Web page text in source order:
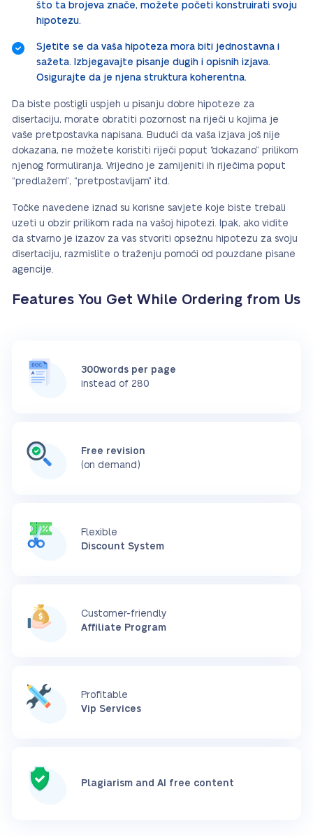
što ta brojeva znače, možete početi konstruirati svoju
hipotezu.
Sjetite se da vaša hipoteza mora biti jednostavna i
sažeta. Izbjegavajte pisanje dugih i opisnih izjava.
Osigurajte da je njena struktura koherentna.
Da biste postigli uspjeh u pisanju dobre hipoteze za
disertaciju, morate obratiti pozornost na riječi u kojima je
vaše pretpostavka napisana. Budući da vaša izjava još nije
dokazana, ne možete koristiti riječi poput “dokazano” prilikom
njenog formuliranja. Vrijedno je zamijeniti ih riječima poput
“predlažem”, “pretpostavljam” itd.
Točke navedene iznad su korisne savjete koje biste trebali
uzeti u obzir prilikom rada na vašoj hipotezi. Ipak, ako vidite
da stvarno je izazov za vas stvoriti opsežnu hipotezu za svoju
disertaciju, razmislite o traženju pomoći od pouzdane pisane
agencije.
Features You Get While Ordering from Us
300words per page
instead of 280
Free revision
(on demand)
Flexible
Discount System
Customer-friendly
Affiliate Program
Profitable
Vip Services
Plagiarism and AI free content